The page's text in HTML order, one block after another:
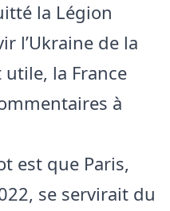
la Légion
l’Ukraine de la
la France
à
est que Paris,
se servirait du